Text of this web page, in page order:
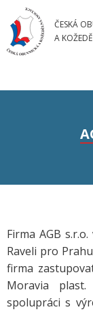
ČESKÁ
A
Firma AGB
Raveli pro
firma
Moravia
spolupráci s